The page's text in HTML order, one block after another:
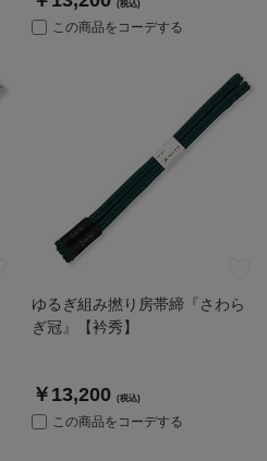
(税込)
この商品をコーデする
ゆるぎ組み撚り房帯締『さわら
ぎ冠』【衿秀】
￥13,200 (税込)
この商品をコーデする